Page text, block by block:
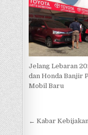
Jelang Lebaran
dan Honda Banjir
Mobil Baru
Navigasi
← Kabar